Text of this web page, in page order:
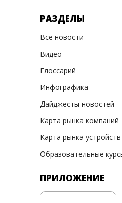
РАЗДЕЛЫ
Все новости
Видео
Глоссарий
Инфографика
Дайджесты новостей
Карта рынка компаний
Карта рынка устройств
Образовательные
ПРИЛОЖЕНИЕ